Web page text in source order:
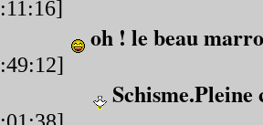
oh ! le beau